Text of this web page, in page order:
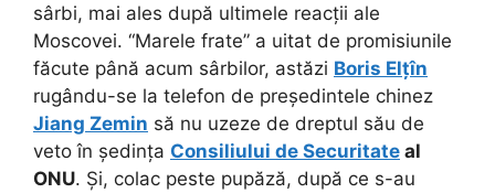
sârbi, mai ales după ultimele reacții ale
Moscovei. “Marele frate” a uitat de promisiunile
făcute până acum sârbilor, astăzi Boris Elțîn
rugându-se la telefon de președintele chinez
Jiang Zemin să nu uzeze de dreptul său de
veto în ședința Consiliului de Securitate al
ONU. Și, colac peste pupăză, după ce s-au